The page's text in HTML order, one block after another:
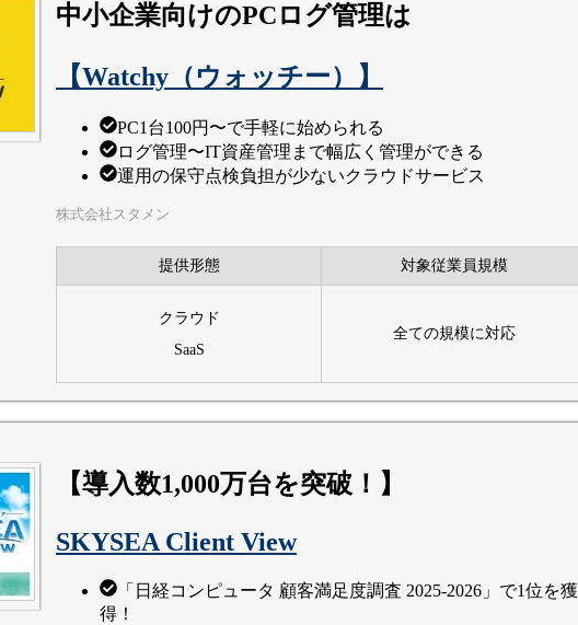
中小企業向けのPCログ管理は
【Watchy（ウォッチー）】
PC1台100円〜で手軽に始められる
ログ管理〜IT資産管理まで幅広く管理ができる
運用の保守点検負担が少ないクラウドサービス
株式会社スタメン
提供形態 対象従業員規模
クラウド
SaaS
全ての規模に対応
【導入数1,000万台を突破！】
SKYSEA Client View
「日経コンピュータ 顧客満足度調査 2025-2026」で1位を獲
得！